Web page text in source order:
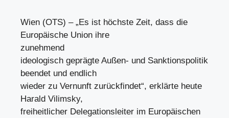
Wien (OTS) – „Es ist höchste Zeit, dass die
Europäische Union ihre
zunehmend
ideologisch geprägte Außen- und Sanktionspolitik
beendet und endlich
wieder zu Vernunft zurückfindet“, erklärte heute
Harald Vilimsky,
freiheitlicher Delegationsleiter im Europäischen